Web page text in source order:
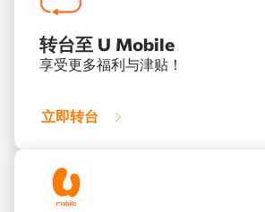
转台至 U Mobile
享受更多福利与津贴！
立即转台